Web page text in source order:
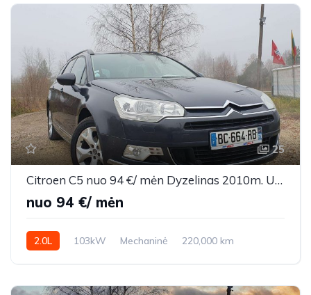
25
Citroen C5 nuo 94 €/ mėn Dyzelinas 2010m. Universalas Mechaninė
nuo 94 €/ mėn
2.0L 103kW Mechaninė
220,000 km